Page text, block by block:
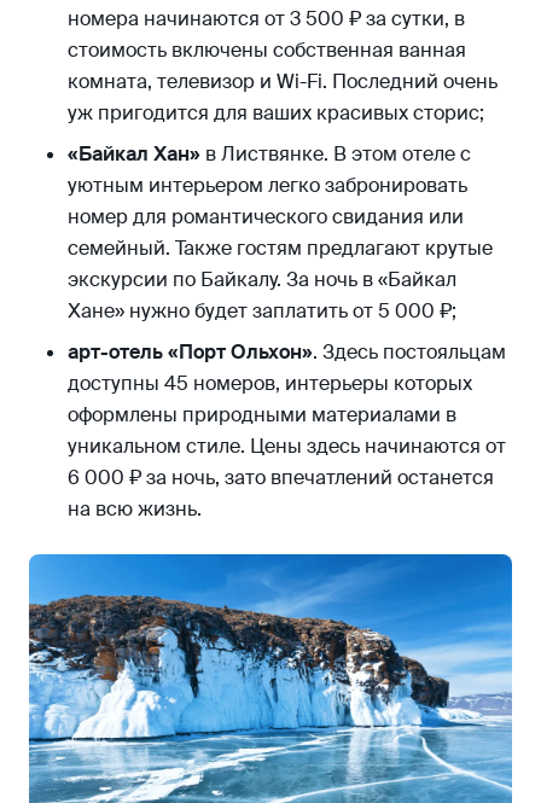
номера начинаются от 3 500 ₽ за сутки, в
стоимость включены собственная ванная
комната, телевизор и Wi-Fi. Последний очень
уж пригодится для ваших красивых сторис;
«Байкал Хан» в Листвянке. В этом отеле с
уютным интерьером легко забронировать
номер для романтического свидания или
семейный. Также гостям предлагают крутые
экскурсии по Байкалу. За ночь в «Байкал
Хане» нужно будет заплатить от 5 000 ₽;
арт-отель «Порт Ольхон». Здесь постояльцам
доступны 45 номеров, интерьеры которых
оформлены природными материалами в
уникальном стиле. Цены здесь начинаются от
6 000 ₽ за ночь, зато впечатлений останется
на всю жизнь.